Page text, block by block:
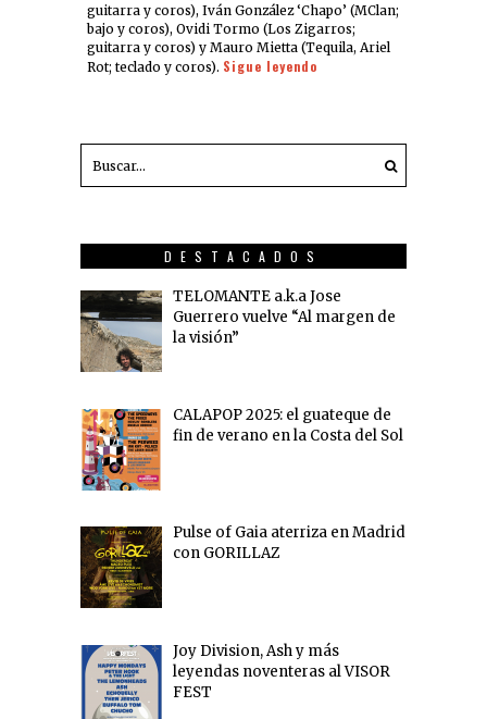
guitarra y coros), Iván González ‘Chapo’ (MClan;
bajo y coros), Ovidi Tormo (Los Zigarros;
guitarra y coros) y Mauro Mietta (Tequila, Ariel
Rot; teclado y coros). Sigue leyendo
DESTACADOS
TELOMANTE a.k.a Jose
Guerrero vuelve “Al margen de
la visión”
CALAPOP 2025: el guateque de
fin de verano en la Costa del Sol
Pulse of Gaia aterriza en Madrid
con GORILLAZ
Joy Division, Ash y más
leyendas noventeras al VISOR
FEST